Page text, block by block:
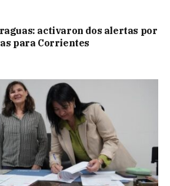
activaron dos alertas por
para Corrientes